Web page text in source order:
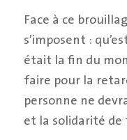
Face à ce
s’imposent :
était la fin du
faire pour la
personne ne
et la solidarité de